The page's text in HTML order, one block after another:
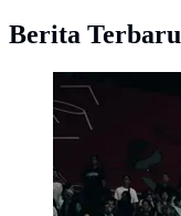
Berita Terbaru